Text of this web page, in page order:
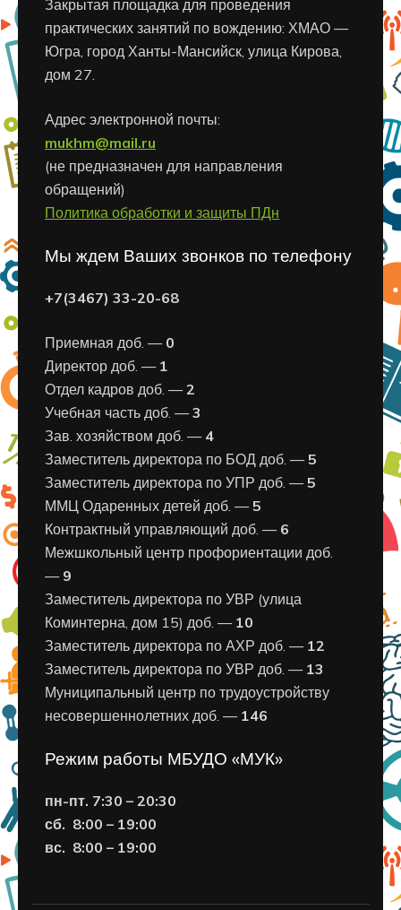
Закрытая площадка для проведения
практических занятий по вождению: ХМАО —
Югра, город Ханты-Мансийск, улица Кирова,
дом 27.
Адрес электронной почты:
mukhm@mail.ru
(не предназначен для направления
обращений)
Политика обработки и защиты ПДн
Мы ждем Ваших звонков по телефону
+7(3467) 33-20-68
Приемная доб. — 0
Директор доб. — 1
Отдел кадров доб. —2
Учебная часть доб. —3
Зав. хозяйством доб. — 4
Заместитель директора по БОД доб. —5
Заместитель директора по УПР доб. —5
ММЦ Одаренных детей доб. —5
Контрактный управляющий доб. — 6
Межшкольный центр профориентации доб.
— 9
Заместитель директора по УВР (улица
Коминтерна, дом 15) доб. — 10
Заместитель директора по АХР доб. — 12
Заместитель директора по УВР доб. — 13
Муниципальный центр по трудоустройству
несовершеннолетних доб. — 146
Режим работы МБУДО «МУК»
пн-пт. 7:30 – 20:30
сб. 8:00 – 19:00
вс. 8:00 – 19:00